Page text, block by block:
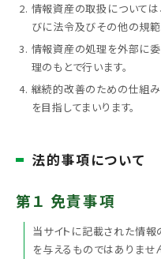
情報資産の取扱については
びに法令及びその他の規範
情報資産の処理を外部に
理のもとで行います。
継続的改善のための仕組み
を目指してまいります。
法的事項について
第１ 免責事項
当サイトに記載された情
を与えるものではありませ